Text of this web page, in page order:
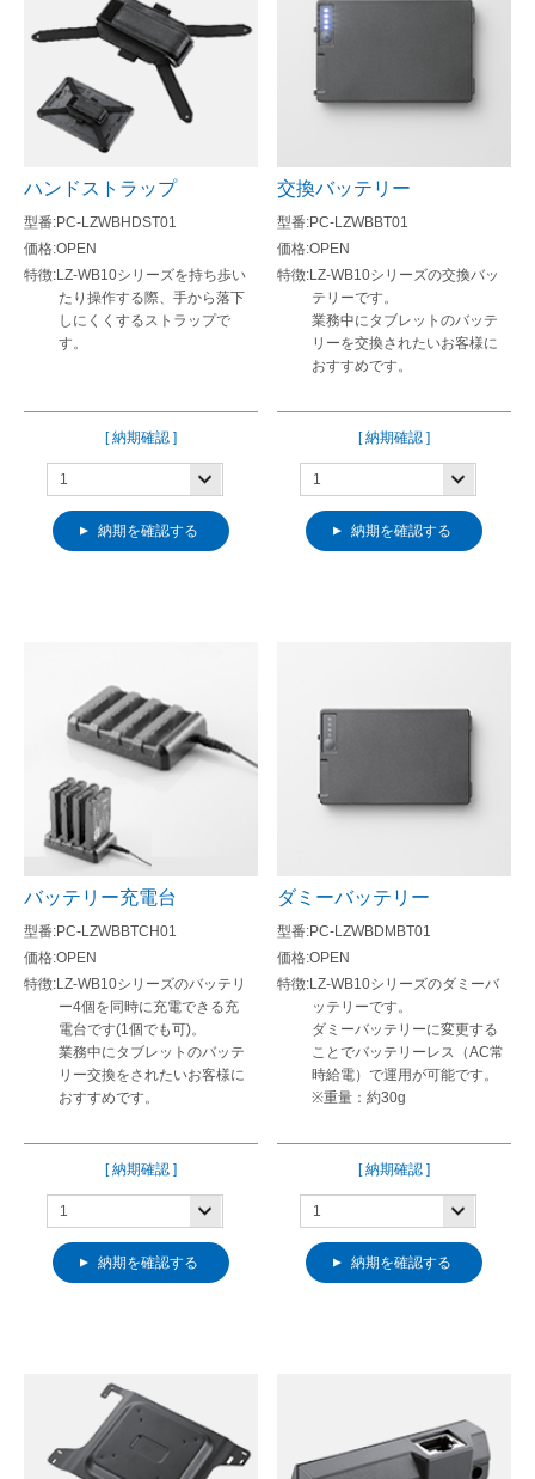
ハンドストラップ
PC-LZWBHDST01
OPEN
LZ-WB10シリーズを持ち歩い
たり操作する際、手から落下
しにくくするストラップで
す。
[ 納期確認 ]
納期を確認する
交換バッテリー
PC-LZWBBT01
OPEN
LZ-WB10シリーズの交換バッ
テリーです。
業務中にタブレットのバッテ
リーを交換されたいお客様に
おすすめです。
[ 納期確認 ]
納期を確認する
バッテリー充電台
PC-LZWBBTCH01
OPEN
LZ-WB10シリーズのバッテリ
ー4個を同時に充電できる充
電台です(1個でも可)。
業務中にタブレットのバッテ
リー交換をされたいお客様に
おすすめです。
[ 納期確認 ]
納期を確認する
ダミーバッテリー
PC-LZWBDMBT01
OPEN
LZ-WB10シリーズのダミーバ
ッテリーです。
ダミーバッテリーに変更する
ことでバッテリーレス（AC常
時給電）で運用が可能です。
※重量：約30g
[ 納期確認 ]
納期を確認する